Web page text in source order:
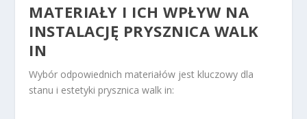
MATERIAŁY I ICH WPŁYW NA
INSTALACJĘ PRYSZNICA WALK
IN
Wybór odpowiednich materiałów jest kluczowy dla
stanu i estetyki prysznica walk in: